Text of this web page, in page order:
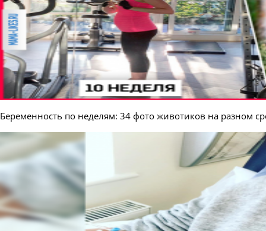
Беременность по неделям: 34 фото животиков на разном